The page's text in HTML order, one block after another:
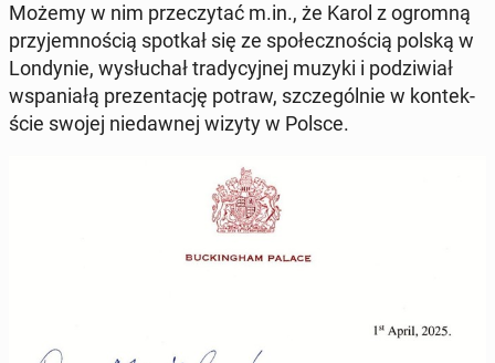
Możemy w nim prze­czy­tać m.in., że Karol z ogromną
przy­jem­no­ścią spotkał się ze spo­łecz­no­ścią polską w
Lon­dy­nie, wy­słu­chał tra­dy­cyj­nej muzyki i po­dzi­wiał
wspa­nia­łą pre­zen­ta­cję potraw, szcze­gól­nie w kon­tek­
ście swojej nie­daw­nej wizyty w Polsce.